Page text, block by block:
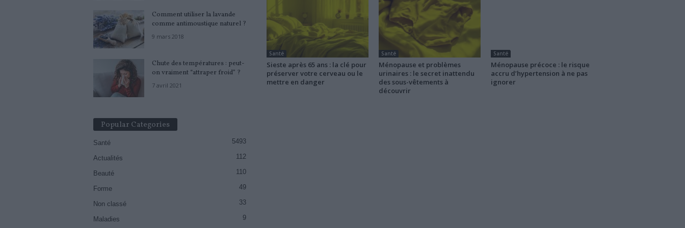
Santé
Sieste après 65 ans : la clé pour
préserver votre cerveau ou le
mettre en danger
Santé
Ménopause et problèmes
urinaires : le secret inattendu
des sous-vêtements à
découvrir
Santé
Ménopause précoce : le risque
accru d’hypertension à ne pas
ignorer
Comment utiliser la lavande
comme antimoustique naturel ?
9 mars 2018
Chute des températures : peut-
on vraiment “attraper froid” ?
7 avril 2021
Popular Categories
Santé 5493
Actualités 112
Beauté 110
Forme 49
Non classé 33
Maladies 9